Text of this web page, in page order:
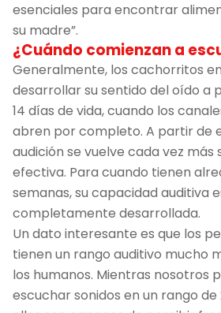
esenciales para encontrar
su madre”.
¿Cuándo comienzan a
Generalmente, los cachorritos
desarrollar su sentido del oído a
14 días de vida, cuando los
abren por completo. A partir de
audición se vuelve cada vez más
efectiva. Para cuando tienen
semanas, su capacidad auditiva
completamente desarrollada.
Un dato interesante es que los
tienen un rango auditivo mucho
los humanos. Mientras nosotros
escuchar sonidos en un rango de